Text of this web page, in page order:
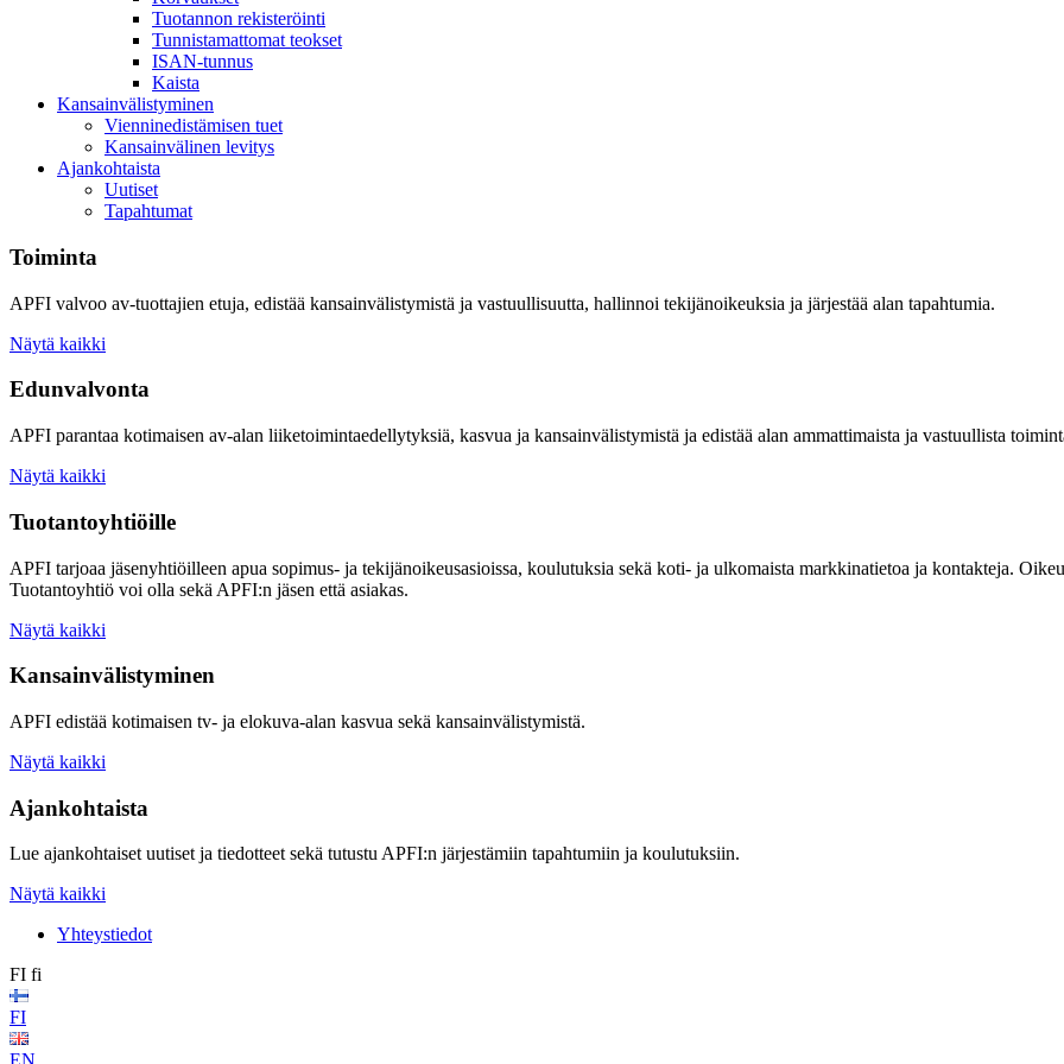
Tuotannon rekisteröinti
Tunnistamattomat teokset
ISAN-tunnus
Kaista
Kansainvälistyminen
Vienninedistämisen tuet
Kansainvälinen levitys
Ajankohtaista
Uutiset
Tapahtumat
Toiminta
APFI valvoo av-tuottajien etuja, edistää kansainvälistymistä ja vastuullisuutta, hallinnoi tekijänoikeuksia ja järjestää alan tapahtumia.
Näytä kaikki
Edunvalvonta
APFI parantaa kotimaisen av-alan liiketoimintaedellytyksiä, kasvua ja kansainvälistymistä ja edistää alan ammattimaista ja vastuullista
Näytä kaikki
Tuotantoyhtiöille
APFI tarjoaa jäsenyhtiöilleen apua sopimus- ja tekijänoikeusasioissa, koulutuksia sekä koti- ja ulkomaista markkinatietoa ja kontakteja.
Tuotantoyhtiö voi olla sekä APFI:n jäsen että asiakas.
Näytä kaikki
Kansainvälistyminen
APFI edistää kotimaisen tv- ja elokuva-alan kasvua sekä kansainvälistymistä.
Näytä kaikki
Ajankohtaista
Lue ajankohtaiset uutiset ja tiedotteet sekä tutustu APFI:n järjestämiin tapahtumiin ja koulutuksiin.
Näytä kaikki
Yhteystiedot
FI fi
FI